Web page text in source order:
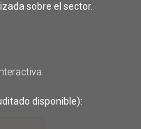
sobre el sector.
disponible):